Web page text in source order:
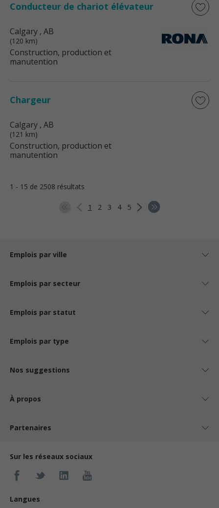
Conducteur de chariot élévateur
Calgary , AB
(120 km)
Construction, production et
manutention
Chargeur
Calgary , AB
(121 km)
Construction, production et
manutention
1 - 15 de 2508 résultats
1 2 3 4 5
Emplois par ville
Emplois par secteur
Emplois par statut
Emplois par type
Nos suggestions
À propos
Partenaires
Sur les réseaux sociaux
Langues